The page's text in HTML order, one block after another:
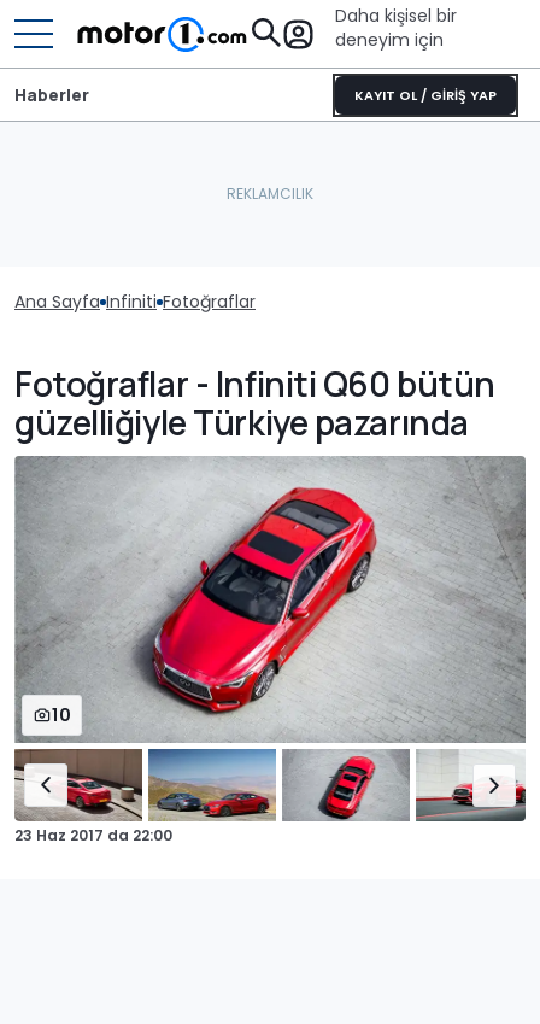
Daha kişisel bir
deneyim için
KAYIT OL / GİRİŞ YAP
Haberler
Ana Sayfa Infiniti Fotoğraflar
Fotoğraflar - Infiniti Q60 bütün
güzelliğiyle Türkiye pazarında
10
23 Haz 2017 da 22:00